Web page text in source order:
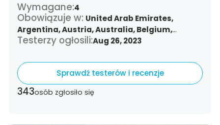
Wymagane:4
Obowiązuje w: United Arab Emirates,
Argentina,Austria,Australia,Belgium,
Bulgaria,Benin,Brazil, Belize,Canada,
Czech Republic,Germany,Denmark,
Dominican Republic,Algeria,Ecuador,
Estonia,Spain,Ethiopia,Finland,France,
United Kingdom,Greece,
Testerzy ogłosili:Aug 26, 2023
Sprawdź testerów i recenzje
343osób zgłosiło się